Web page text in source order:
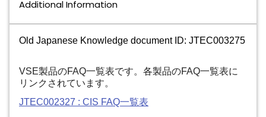
Additional Information
Old Japanese Knowledge document ID: JTEC003275
VSE製品のFAQ一覧表です。各製品のFAQ一覧表に
リンクされています。
JTEC002327 : CIS FAQ一覧表